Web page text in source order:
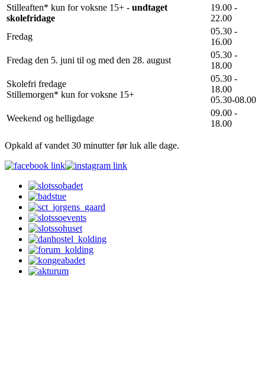
Stilleaften* kun for voksne 15+ - undtaget
skolefridage
19.00 -
22.00
Fredag
05.30 -
16.00
Fredag den 5. juni til og med den 28. august
05.30 -
18.00
Skolefri fredage
Stillemorgen* kun for voksne 15+
05.30 -
18.00
05.30-08.00
Weekend og helligdage
09.00 -
18.00
Opkald af vandet 30 minutter før luk alle dage.